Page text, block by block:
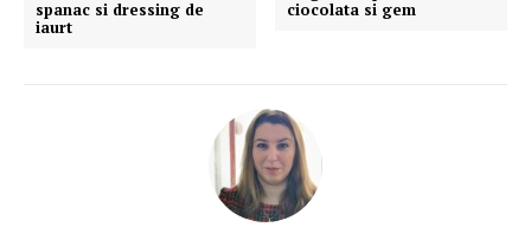
Politica de Confidențialitate
Contact
Despre mine
spanac si dressing de
iaurt
ciocolata si gem